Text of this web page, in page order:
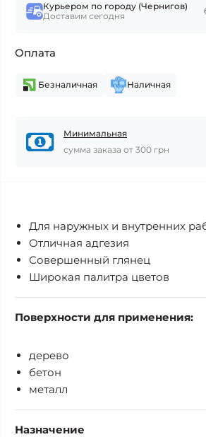
Курьером по городу (Чернигов)
Доставим сегодня
Оплата
Безналичная Наличная
Минимальная
сумма заказа от 300 грн
Для наружных и внутренних
Отличная адгезия
Совершенный глянец
Широкая палитра цветов
Поверхности для применения:
дерево
бетон
металл
Назначение